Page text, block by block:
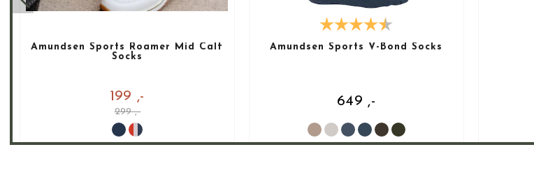
Amundsen Sports Roamer Mid Calf
Socks
199 ,-
299 ,-
Amundsen Sports V-Bond Socks
649 ,-